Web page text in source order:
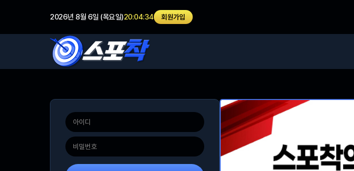
2026년 8월 6일 (목요일)20:04:34 회원가입